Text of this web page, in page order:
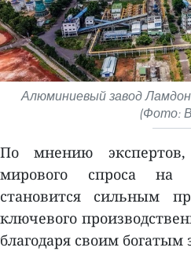
Алюминиевый завод
(Фото:
По мнению
мирового спроса на
становится сильным
ключевого
благодаря своим богатым